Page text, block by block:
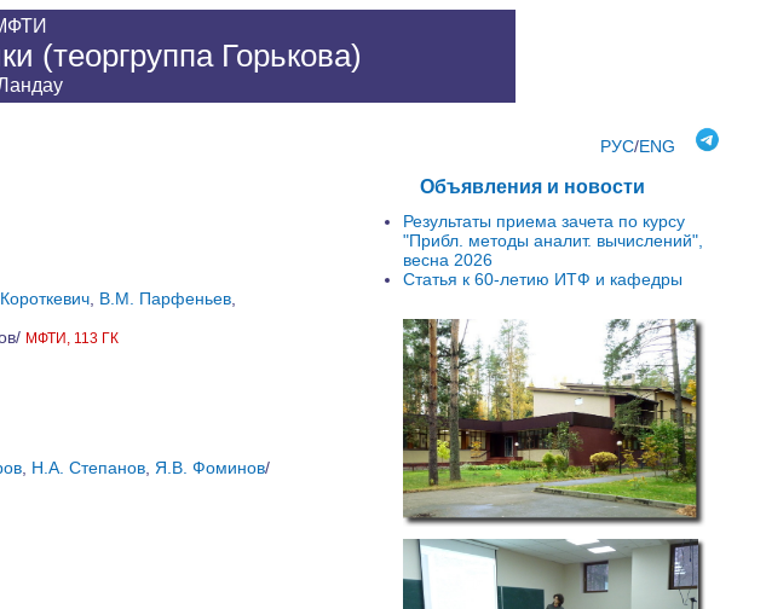
(теоргруппа Горькова)
РУС/ENG
Объявления и новости
Результаты приема зачета по курсу
"Прибл. методы аналит. вычислений",
весна 2026
Статья к 60-летию ИТФ и кафедры
В.М. Парфеньев
МФТИ, 113 ГК
Н.А. Степанов Я.В. Фоминов/